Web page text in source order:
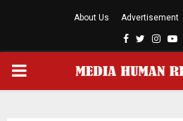
About Us Advertisement
Facebook
Twitter
PRIMARY